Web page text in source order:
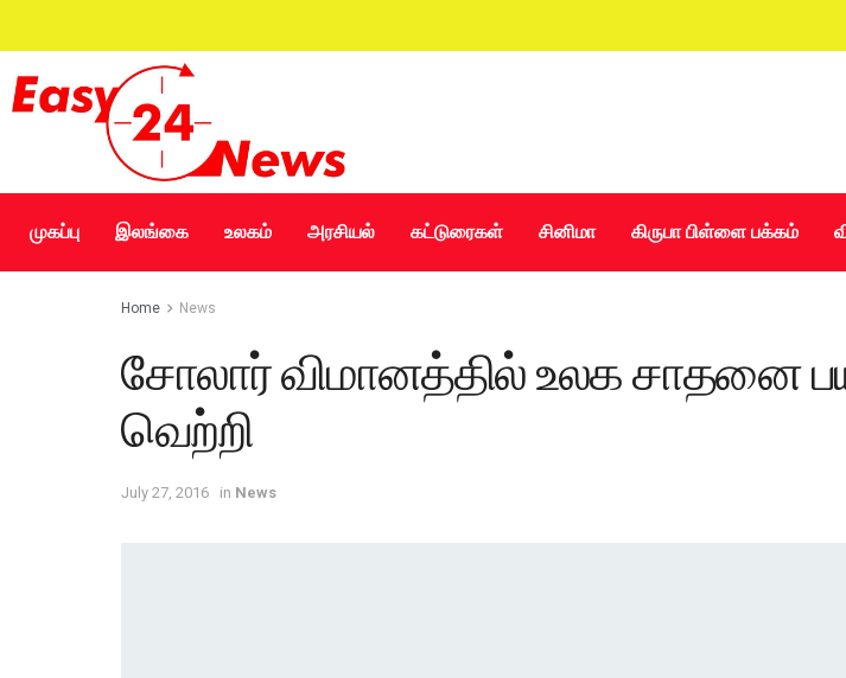
முகப்பு இலங்கை உலகம் அரசியல் கட்டுரைகள் சினிமா கிருபா பிள்ளை பக்கம்
Home News
சோலார் விமானத்தில் உலக சாதனை
வெற்றி
July 27, 2016 in News